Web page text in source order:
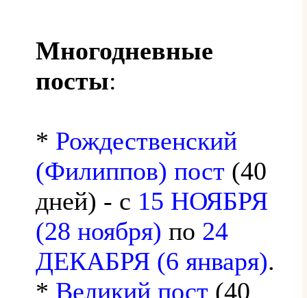
Многодневные
посты:
* Рождественский
(Филиппов) пост (40
дней) - с 15 НОЯБРЯ
(28 ноября) по 24
ДЕКАБРЯ (6 января).
* Великий пост (40